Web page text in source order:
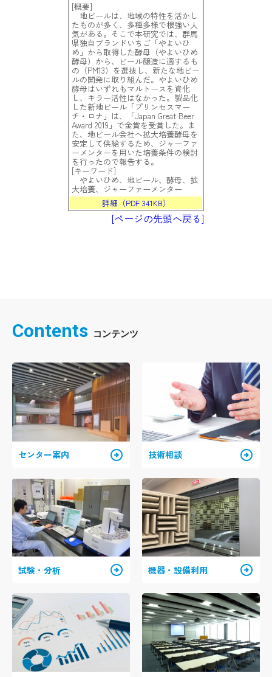
[概要]
地ビールは、地域の特性を活かし
たものが多く、多種多様で根強い人
気がある。そこで本研究では、群馬
県独自ブランドいちご「やよいひ
め」から取得した酵母（やよいひめ
酵母）から、ビール醸造に適するも
の（PM13）を選抜し、新たな地ビー
ルの開発に取り組んだ。やよいひめ
酵母はいずれもマルトースを資化
し、キラー活性はなかった。製品化
した新地ビール「プリンセスマー
チ・ロナ」は、「Japan Great Beer
Award 2019」で金賞を受賞した。ま
た、地ビール会社へ拡大培養酵母を
安定して供給するため、ジャーファ
ーメンターを用いた培養条件の検討
を行ったので報告する。
[キーワード]
やよいひめ、地ビール、酵母、拡
大培養、ジャーファーメンター
詳細（PDF 341KB）
[ページの先頭へ戻る]
Contents
センター案内 arrow_circle_right 技術相談 arrow_circle_right
試験・分析 arrow_circle_right 機器・設備利用 arrow_circle_right